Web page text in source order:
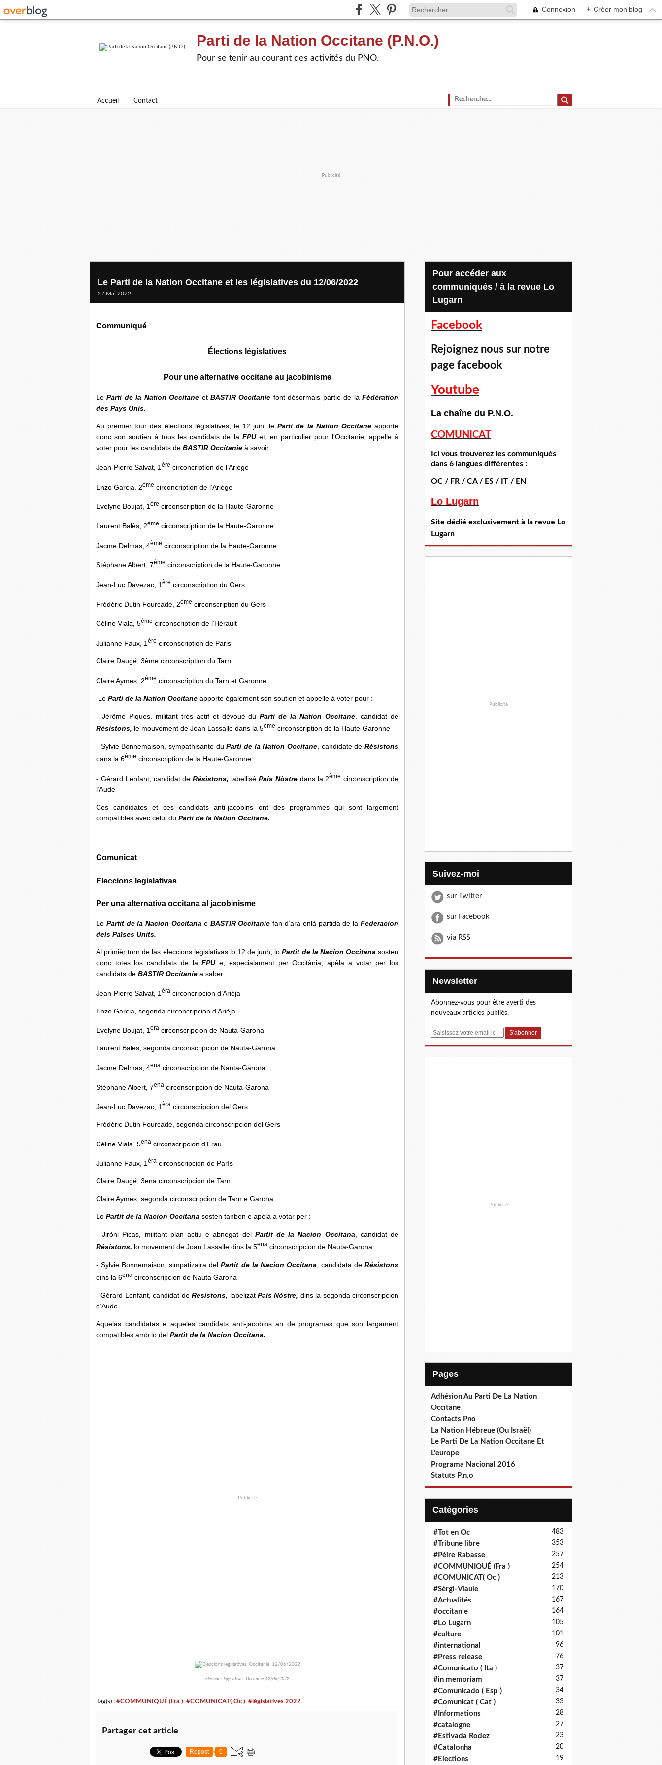
Connexion + Créer mon blog
Parti de la Nation Occitane (P.N.O.)
Pour se tenir au courant des activités du PNO.
Accueil Contact
Publicité
Le Parti de la Nation Occitane et les législatives du 12/06/2022
27 Mai 2022
Communiqué
Élections législatives
Pour une alternative occitane au jacobinisme
LeParti de la Nation Occitane etBASTIR Occitanie font désormais partie de laFédération
des Pays Unis.
Au premier tour des élections législatives, le 12 juin, leParti de la Nation Occitaneapporte
donc son soutien à tous les candidats de la FPUet, en particulier pour l'Occitanie, appelle à
voter pour les candidats de BASTIR Occitanie à savoir :
Jean-Pierre Salvat, 1 ère circoncription de l’Ariège
Enzo Garcia, 2ème circoncription de l’Ariège
Evelyne Boujat, 1ère circonscription de la Haute-Garonne
Laurent Balès, 2ème circonscription de la Haute-Garonne
Jacme Delmas, 4ème circonscription de la Haute-Garonne
Stéphane Albert, 7ème circonscription de la Haute-Garonne
Jean-Luc Davezac, 1 ère circonscription du Gers
Frédéric Dutin Fourcade, 2ème circonscription du Gers
Céline Viala, 5ème circonscription de l’Hérault
Julianne Faux, 1 ère circonscription de Paris
Claire Daugé, 3ème circonscription du Tarn
Claire Aymes, 2ème circonscription du Tarn et Garonne.
Le Parti de la Nation Occitane apporte également son soutien et appelle à voter pour :
- Jérôme Piques, militant très actif et dévoué duParti de la Nation Occitane , candidat de
Résistons, le mouvement de Jean Lassalle dans la 5ème circonscription de la Haute-Garonne
- Sylvie Bonnemaison, sympathisante duParti de la Nation Occitane , candidate deRésistons
dans la 6ème circonscription de la Haute-Garonne
- Gérard Lenfant, candidat deRésistons, labellisé País Nòstredans la 2ème circonscription de
l’Aude
Ces candidates et ces candidats anti-jacobins ont des programmes qui sont largement
compatibles avec celui du Parti de la Nation Occitane.
Comunicat
Eleccions legislativas
Per una alternativa occitana al jacobinisme
Lo Partit de la Nacion Occitana e BASTIR Occitanie fan d’ara enlà partida de laFederacion
dels Païses Units.
Al primièr torn de las eleccions legislativas lo 12 de junh, loPartit de la Nacion Occitana sosten
donc totes los candidats de laFPUe, especialament per Occitània, apèla a votar per los
candidats de BASTIR Occitanie a saber :
Jean-Pierre Salvat, 1 èra circoncripcion d’Arièja
Enzo Garcia, segonda circoncripcion d’Arièja
Evelyne Boujat, 1 èra circonscripcion de Nauta-Garona
Laurent Balès, segonda circonscripcion de Nauta-Garona
Jacme Delmas, 4ena circonscripcion de Nauta-Garona
Stéphane Albert, 7ena circonscripcion de Nauta-Garona
Jean-Luc Davezac, 1 èra circonscripcion del Gers
Frédéric Dutin Fourcade, segonda circonscripcion del Gers
Céline Viala, 5ena circonscripcion d’Erau
Julianne Faux, 1èra circonscripcion de París
Claire Daugé, 3ena circonscripcion de Tarn
Claire Aymes, segonda circonscripcion de Tarn e Garona.
Lo Partit de la Nacion Occitana sosten tanben e apèla a votar per :
- Jiròni Picas, militant plan actiu e abnegat del Partit de la Nacion Occitana, candidat de
Résistons, lo movement de Joan Lassalle dins la 5ena circonscripcion de Nauta-Garona
- Sylvie Bonnemaison, simpatizaira delPartit de la Nacion Occitana , candidata deRésistons
dins la 6ena circonscripcion de Nauta Garona
- Gérard Lenfant, candidat deRésistons, labelizat País Nòstre, dins la segonda circonscripcion
d’Aude
Aquelas candidatas e aqueles candidats anti-jacobins an de programas que son largament
compatibles amb lo del Partit de la Nacion Occitana.
Publicité
Eleccions legislativas, Occitanie, 12/06/2022
Tag(s) : #COMMUNIQUÉ (Fra ), #COMUNICAT( Oc ), #législatives 2022
Partager cet article
Repost 0
Pour accéder aux
communiqués / à la revue Lo
Lugarn
Facebook
Rejoignez nous sur notre
page facebook
Youtube
La chaîne du P.N.O.
COMUNICAT
Ici vous trouverez les communiqués
dans 6 langues différentes :
OC / FR / CA / ES / IT / EN
Lo Lugarn
Site dédié exclusivement à la revue Lo
Lugarn
Publicité
Suivez-moi
sur Twitter
sur Facebook
via RSS
Newsletter
Abonnez-vous pour être averti des
nouveaux articles publiés.
E
Publicité
Pages
Adhésion Au Parti De La Nation
Occitane
Contacts Pno
La Nation Hébreue (Ou Israël)
Le Parti De La Nation Occitane Et
L'europe
Programa Nacional 2016
Statuts P.n.o
Catégories
#Tot en Oc 483
#Tribune libre 353
#Pèire Rabasse 257
#COMMUNIQUÉ (Fra ) 254
#COMUNICAT( Oc ) 213
#Sèrgi-Viaule 170
#Actualités 167
#occitanie 164
#Lo Lugarn 105
#culture 101
#international 96
#Press release 76
#Comunicato ( Ita ) 37
#in memoriam 37
#Comunicado ( Esp ) 34
#Comunicat ( Cat ) 33
#Informations 28
#catalogne 27
#Estivada Rodez 23
#Catalonha 20
#Elections 19